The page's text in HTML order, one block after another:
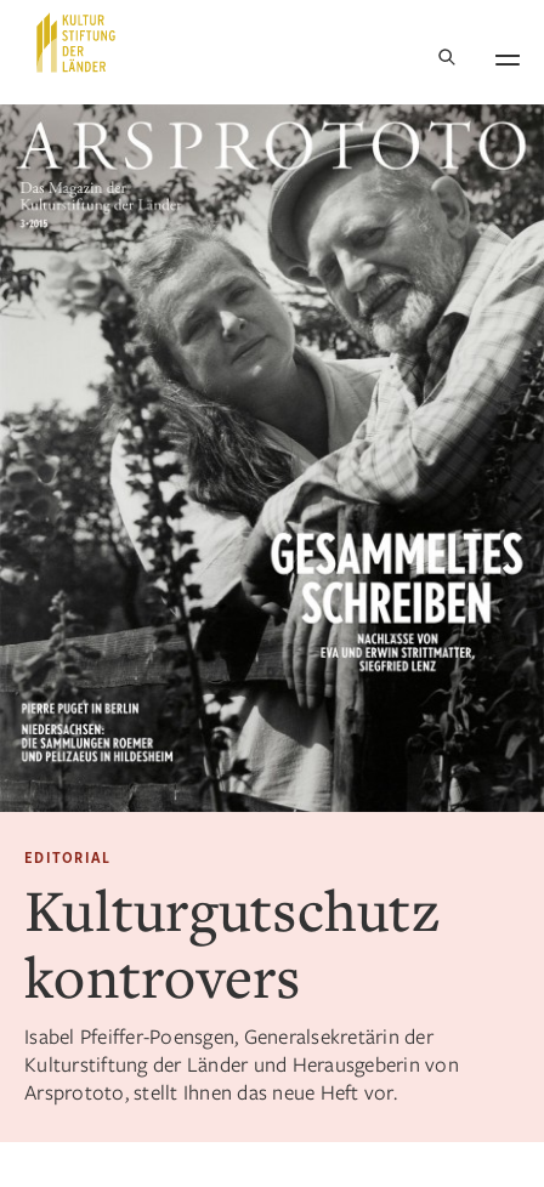
Hauptnavigation
EDITORIAL
Kulturgutschutz
kontrovers
Isabel Pfeiffer-Poensgen, Generalsekretärin der
Kulturstiftung der Länder und Herausgeberin von
Arsprototo, stellt Ihnen das neue Heft vor.